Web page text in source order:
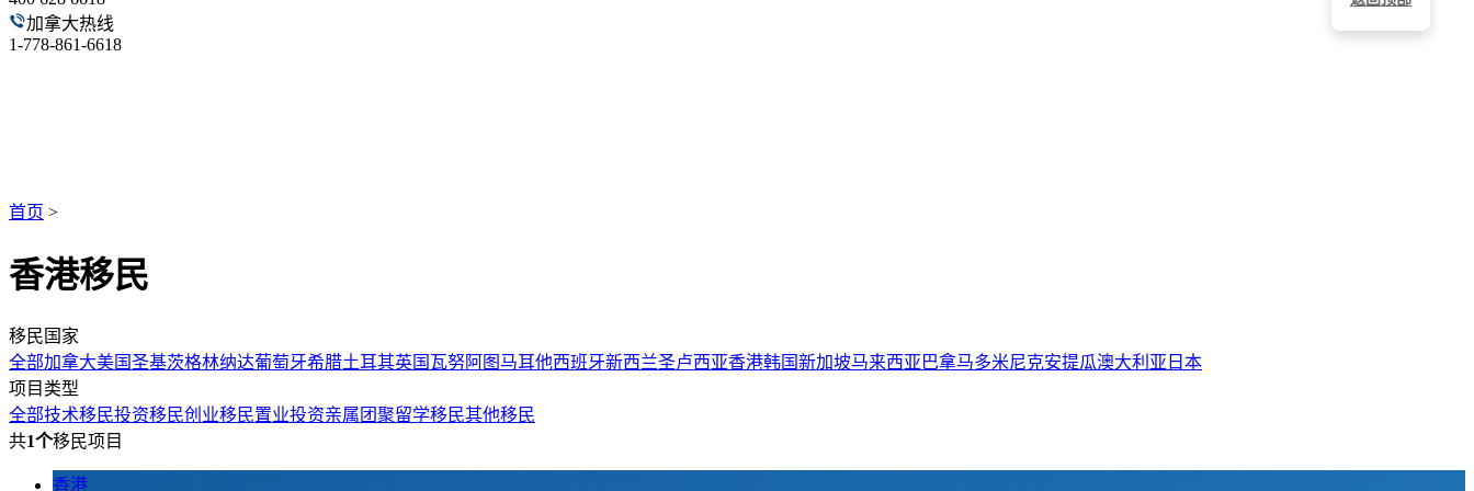
加拿大热线
1-778-861-6618
首页 >
香港移民
移民国家
全部加拿大美国圣基茨格林纳达葡萄牙希腊土耳其英国 瓦努阿图 马耳他西班牙新西兰圣卢西亚香港韩国新加坡马来西亚 巴拿马多米尼克安提瓜澳大利亚 日本
项目类型
全部技术移民投资移民创业移民置业投资亲属团聚留学移民其他移民
共1个移民项目
香港